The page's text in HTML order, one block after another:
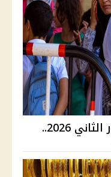
امتحانات الثانوية العامة الدور الثاني 2026..